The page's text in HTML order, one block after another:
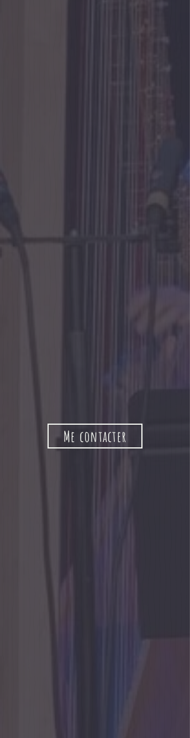
Me contacter